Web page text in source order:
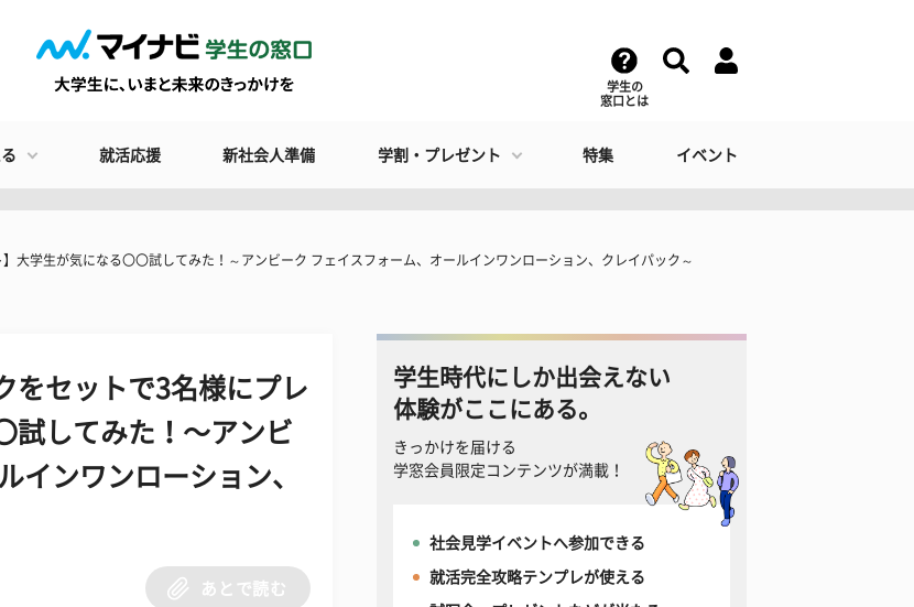
学生の
窓口とは
就活応援 新社会人準備 学割・プレゼント 特集 イベント
大学生が気になる〇〇試してみた！～アンビーク フェイスフォーム、オールインワンローション、クレイパック～
をセットで3名様にプレ
試してみた！～アンビ
インワンローション、
あとで読む
学生時代にしか出会えない
体験がここにある。
きっかけを届ける
学窓会員限定コンテンツが満載！
社会見学イベントへ参加できる
就活完全攻略テンプレが使える